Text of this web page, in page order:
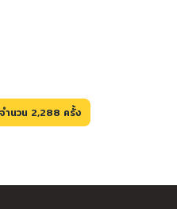
ำนวน 2,288 ครั้ง